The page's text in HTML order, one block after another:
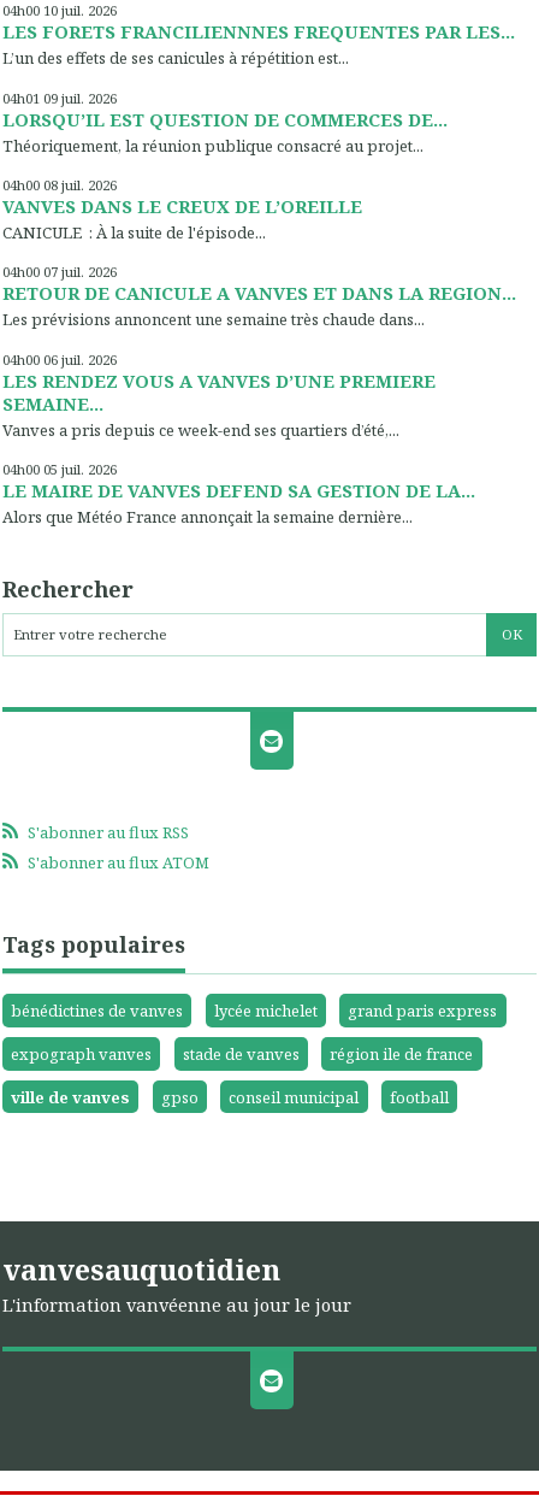
04h00 10 juil. 2026
LES FORETS FRANCILIENNNES FREQUENTES PAR LES...
L’un des effets de ses canicules à répétition est...
04h01 09 juil. 2026
LORSQU’IL EST QUESTION DE COMMERCES DE...
Théoriquement, la réunion publique consacré au projet...
04h00 08 juil. 2026
VANVES DANS LE CREUX DE L’OREILLE
CANICULE : À la suite de l'épisode...
04h00 07 juil. 2026
RETOUR DE CANICULE A VANVES ET DANS LA REGION...
Les prévisions annoncent une semaine très chaude dans...
04h00 06 juil. 2026
LES RENDEZ VOUS A VANVES D’UNE PREMIERE
SEMAINE...
Vanves a pris depuis ce week-end ses quartiers d’été,...
04h00 05 juil. 2026
LE MAIRE DE VANVES DEFEND SA GESTION DE LA...
Alors que Météo France annonçait la semaine dernière...
Rechercher
S'abonner au flux RSS
S'abonner au flux ATOM
Tags populaires
bénédictines de vanves lycée michelet
grand paris express
expograph vanves
stade de vanves
région ile de france
ville de vanves
gpso conseil municipal football
vanvesauquotidien
L'information vanvéenne au jour le jour